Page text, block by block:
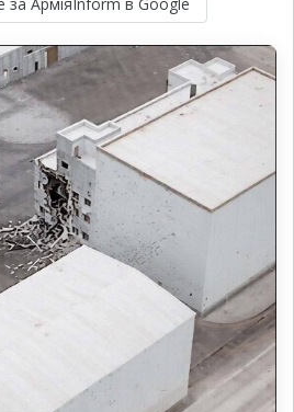
за АрміяInform в Google